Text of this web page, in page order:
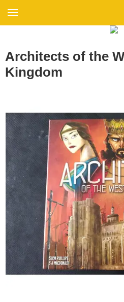
Architects of the
Kingdom